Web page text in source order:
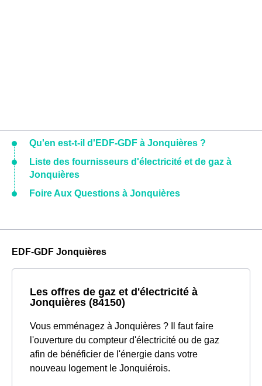
Qu'en est-t-il d'EDF-GDF à Jonquières ?
Liste des fournisseurs d'électricité et de gaz à
Jonquières
Foire Aux Questions à Jonquières
EDF-GDF Jonquières
Les offres de gaz et d'électricité à
Jonquières (84150)
Vous emménagez à Jonquières ? Il faut faire
l'ouverture du compteur d'électricité ou de gaz
afin de bénéficier de l'énergie dans votre
nouveau logement le Jonquiérois.